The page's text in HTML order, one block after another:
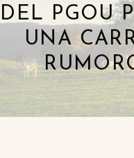
DEL PGOU
UNA